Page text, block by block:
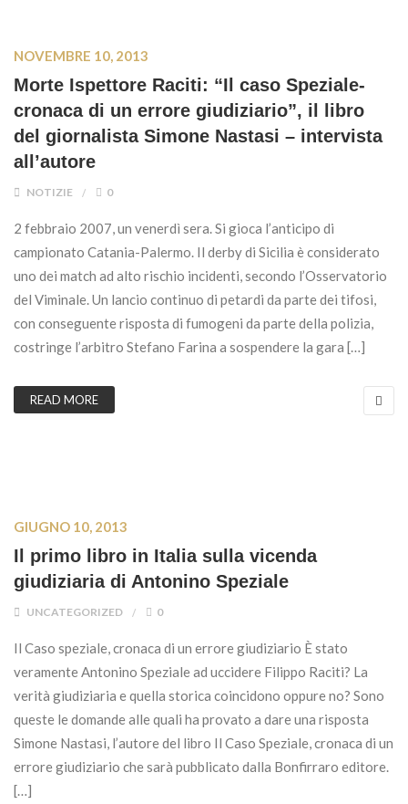
NOVEMBRE 10, 2013
Morte Ispettore Raciti: “Il caso Speziale-
cronaca di un errore giudiziario”, il libro
del giornalista Simone Nastasi – intervista
all’autore
NOTIZIE 0
2 febbraio 2007, un venerdì sera. Si gioca l’anticipo di
campionato Catania-Palermo. Il derby di Sicilia è considerato
uno dei match ad alto rischio incidenti, secondo l’Osservatorio
del Viminale. Un lancio continuo di petardi da parte dei tifosi,
con conseguente risposta di fumogeni da parte della polizia,
costringe l’arbitro Stefano Farina a sospendere la gara […]
READ MORE
GIUGNO 10, 2013
Il primo libro in Italia sulla vicenda
giudiziaria di Antonino Speziale
UNCATEGORIZED 0
Il Caso speziale, cronaca di un errore giudiziario È stato
veramente Antonino Speziale ad uccidere Filippo Raciti? La
verità giudiziaria e quella storica coincidono oppure no? Sono
queste le domande alle quali ha provato a dare una risposta
Simone Nastasi, l’autore del libro Il Caso Speziale, cronaca di un
errore giudiziario che sarà pubblicato dalla Bonfirraro editore.
[…]